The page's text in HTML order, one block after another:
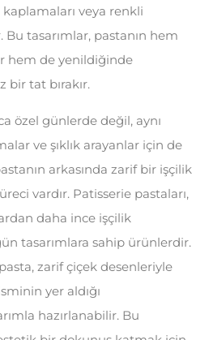
veya renkli
tasarımlar, pastanın hem
hem de yenildiğinde
tat bırakır.
özel günlerde değil, aynı
ve şıklık arayanlar için de
arkasında zarif bir işçilik
vardır. Patisserie pastaları,
daha ince işçilik
tasarımlara sahip ürünlerdir.
zarif çiçek desenleriyle
yer aldığı
hazırlanabilir. Bu